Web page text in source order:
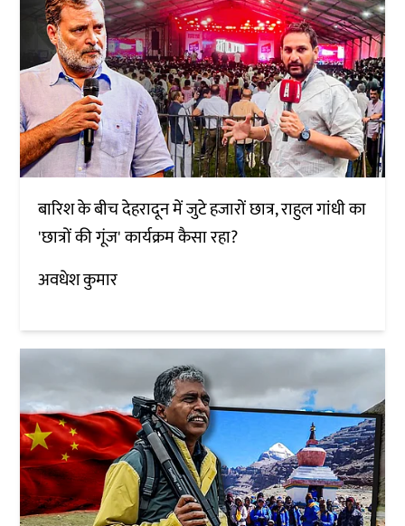
बारिश के बीच देहरादून में जुटे हजारों छात्र, राहुल गांधी का
'छात्रों की गूंज' कार्यक्रम कैसा रहा?
अवधेश कुमार